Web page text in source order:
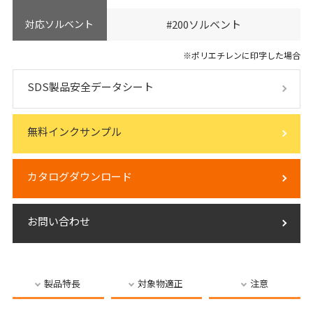
対応ソルベント #200ソルベント
※ポリエチレンに印字した場合
SDS製品安全データシート
無料インクサンプル
カタログダウンロード
お問い合わせ
製品特長 対象物適正 注意